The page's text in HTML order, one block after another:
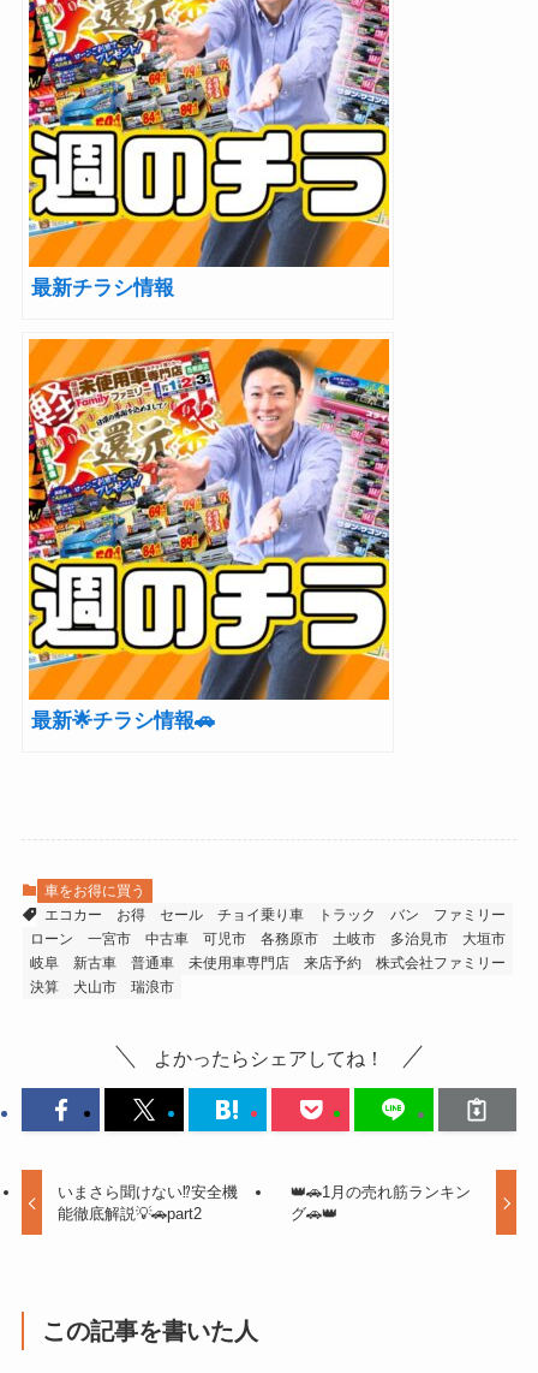
最新チラシ情報
最新🌟チラシ情報🚗
車をお得に買う
エコカー
お得 セール チョイ乗り車 トラック バン
ファミリー
ローン
一宮市 中古車 可児市 各務原市 土岐市 多治見市
大垣市
岐阜
新古車 普通車 未使用車専門店 来店予約
株式会社ファミリー
決算
犬山市 瑞浪市
よかったらシェアしてね！
いまさら聞けない⁉安全機
能徹底解説💡🚗part2
👑🚗1月の売れ筋ランキン
グ🚗👑
この記事を書いた人